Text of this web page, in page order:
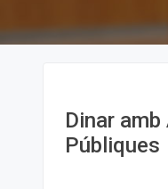
Dinar
Públiques